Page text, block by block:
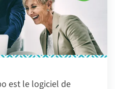
est le logiciel de